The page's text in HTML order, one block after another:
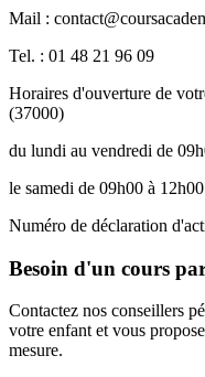
Mail :
Tel. : 01 48 21 96 09
Horaires d'ouverture de
(37000)
du lundi au vendredi de
le samedi de 09h00 à 12h00
Numéro de déclaration
Besoin d'un cours
Contactez nos conseillers
votre enfant et vous
mesure.